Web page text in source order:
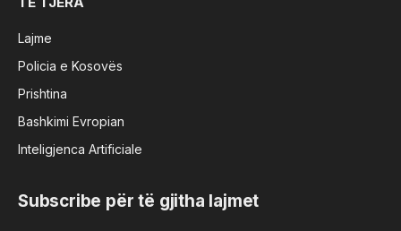
Lajme
Policia e Kosovës
Prishtina
Bashkimi Evropian
Inteligjenca Artificiale
Subscribe për të gjitha lajmet